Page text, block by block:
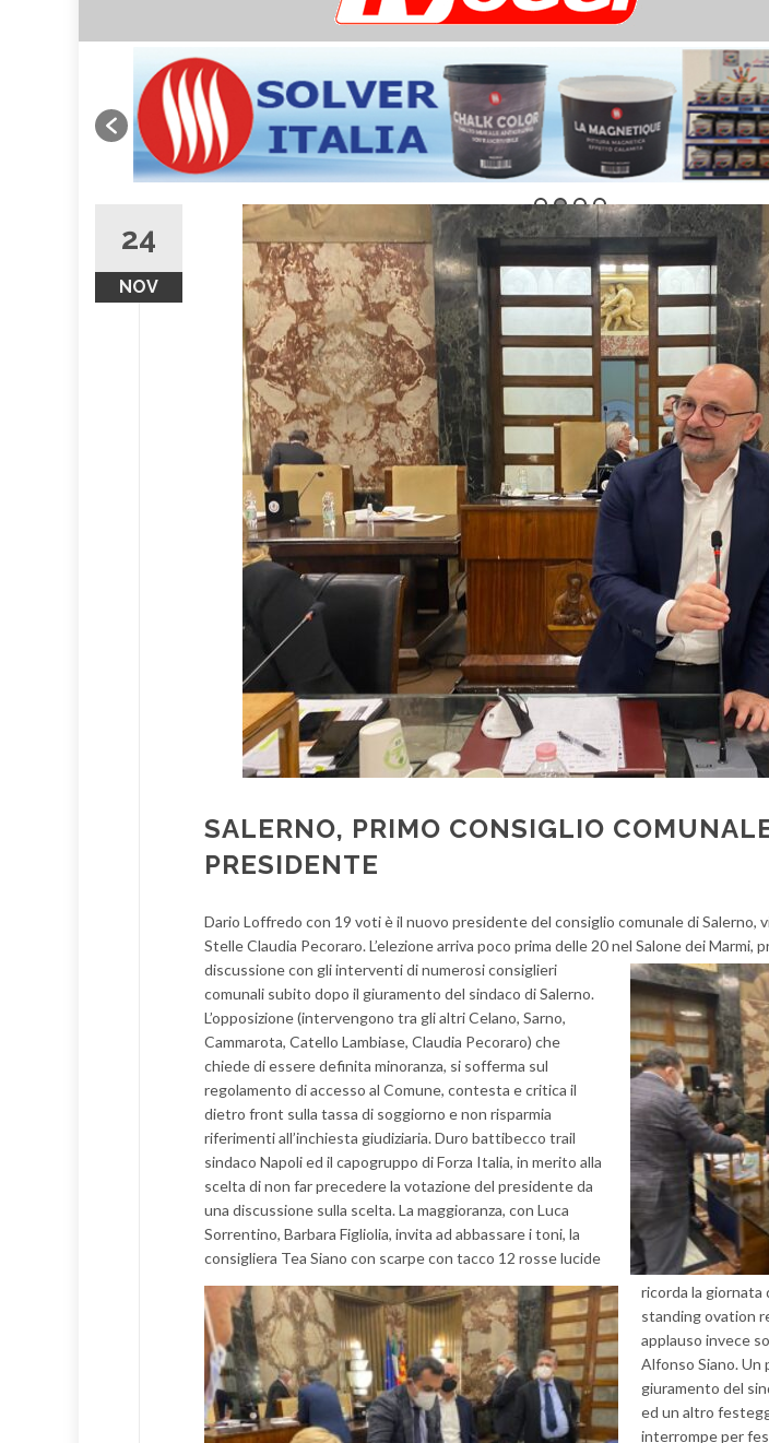
24
NOV
SALERNO, PRIMO CONSIGLIO
PRESIDENTE
Dario Loffredo con 19 voti è il nuovo presidente del consiglio comunale di Salerno,
Stelle Claudia Pecoraro. L’elezione arriva poco prima delle 20 nel Salone dei Marmi,
discussione con gli interventi di numerosi consiglieri
comunali subito dopo il giuramento del sindaco di Salerno.
L’opposizione (intervengono tra gli altri Celano, Sarno,
Cammarota, Catello Lambiase, Claudia Pecoraro) che
chiede di essere definita minoranza, si sofferma sul
regolamento di accesso al Comune, contesta e critica il
dietro front sulla tassa di soggiorno e non risparmia
riferimenti all’inchiesta giudiziaria. Duro battibecco trail
sindaco Napoli ed il capogruppo di Forza Italia, in merito alla
scelta di non far precedere la votazione del presidente da
una discussione sulla scelta. La maggioranza, con Luca
Sorrentino, Barbara Figliolia, invita ad abbassare i toni, la
consigliera Tea Siano con scarpe con tacco 12 rosse lucide
ricorda la giornata
standing ovation
applauso invece
Alfonso Siano. Un
giuramento del
ed un altro
interrompe per